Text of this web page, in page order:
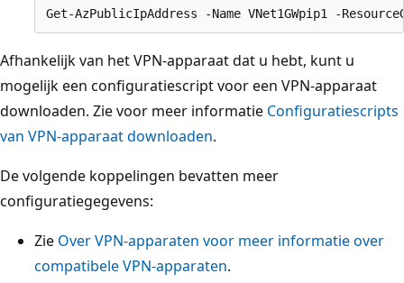
Afhankelijk van het VPN-apparaat dat u hebt, kunt u
mogelijk een configuratiescript voor een VPN-apparaat
downloaden. Zie voor meer informatie Configuratiescripts
van VPN-apparaat downloaden.
De volgende koppelingen bevatten meer
configuratiegegevens:
Zie Over VPN-apparaten voor meer informatie over
compatibele VPN-apparaten.